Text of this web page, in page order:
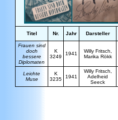
Titel Nr. Jahr Darsteller
Frauen sind
doch
bessere
Diplomaten
K
3249
1941
Willy Fritsch,
Marika Rökk
Leichte
Muse
K
3235
1941
Willy Fritsch,
Adelheid
Seeck